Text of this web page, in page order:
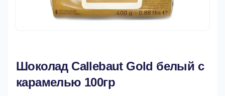
Шоколад Callebaut Gold белый с
карамелью 100гр